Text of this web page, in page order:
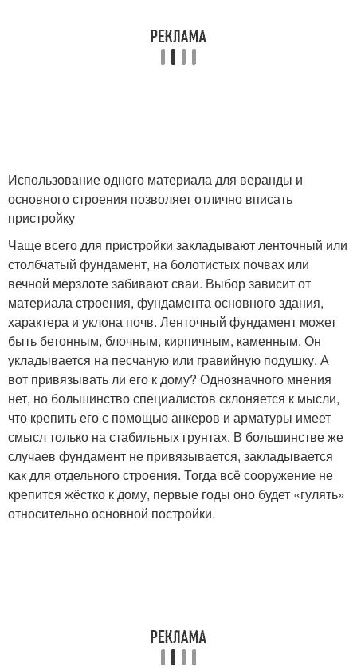
Использование одного материала для веранды и
основного строения позволяет отлично вписать
пристройку
Чаще всего для пристройки закладывают ленточный или
столбчатый фундамент, на болотистых почвах или
вечной мерзлоте забивают сваи. Выбор зависит от
материала строения, фундамента основного здания,
характера и уклона почв. Ленточный фундамент может
быть бетонным, блочным, кирпичным, каменным. Он
укладывается на песчаную или гравийную подушку. А
вот привязывать ли его к дому? Однозначного мнения
нет, но большинство специалистов склоняется к мысли,
что крепить его с помощью анкеров и арматуры имеет
смысл только на стабильных грунтах. В большинстве же
случаев фундамент не привязывается, закладывается
как для отдельного строения. Тогда всё сооружение не
крепится жёстко к дому, первые годы оно будет «гулять»
относительно основной постройки.